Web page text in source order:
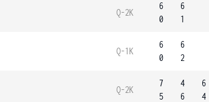
Q-2K
6
0
6
1
Q-1K
6
0
6
2
Q-2K
7
5
4
6
6
4